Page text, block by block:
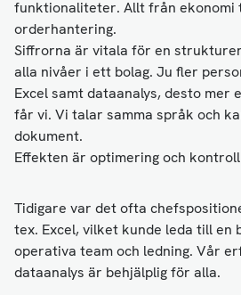
funktionaliteter. Allt från ekonomi
orderhantering.
Siffrorna är vitala för en
alla nivåer i ett bolag. Ju fler
Excel samt dataanalys, desto mer
får vi. Vi talar samma språk och
dokument.
Effekten är optimering och
Tidigare var det ofta
tex. Excel, vilket kunde leda till en
operativa team och ledning. Vår
dataanalys är behjälplig för alla.